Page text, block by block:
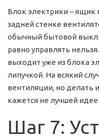
Блок электрики –
задней стенке
обычный бытовой
равно управлять
выходит уже из блока
липучкой. На всякий
вентиляции, но делать
кажется не лучшей
Шаг 7: